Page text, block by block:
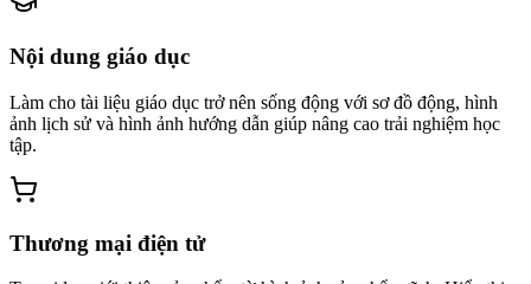
Nội dung giáo dục
Làm cho tài liệu giáo dục trở nên sống động với sơ đồ động, hình
ảnh lịch sử và hình ảnh hướng dẫn giúp nâng cao trải nghiệm học
tập.
Thương mại điện tử